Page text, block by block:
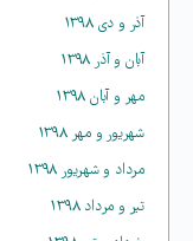
آذر و دی ۱۳۹۸
آبان و آذر ۱۳۹۸
مهر و آبان ۱۳۹۸
شهریور و مهر ۱۳۹۸
مرداد و شهریور ۱۳۹۸
تیر و مرداد ۱۳۹۸